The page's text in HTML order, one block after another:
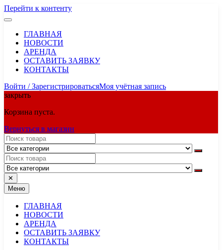
Перейти к контенту
ГЛАВНАЯ
НОВОСТИ
АРЕНДА
ОСТАВИТЬ ЗАЯВКУ
КОНТАКТЫ
Войти / ЗарегистрироватьсяМоя учётная запись
закрыть
Корзина пуста.
Вернуться в магазин
✕
Меню
ГЛАВНАЯ
НОВОСТИ
АРЕНДА
ОСТАВИТЬ ЗАЯВКУ
КОНТАКТЫ